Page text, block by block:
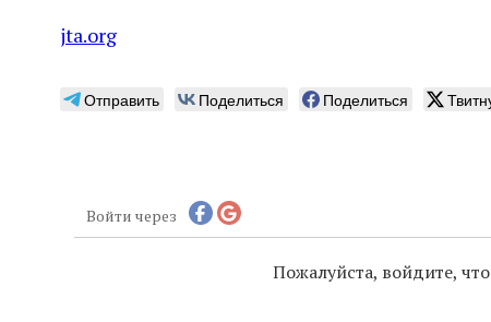
jta.org
Отправить Поделиться Поделиться
Войти через
Пожалуйста, войдите,